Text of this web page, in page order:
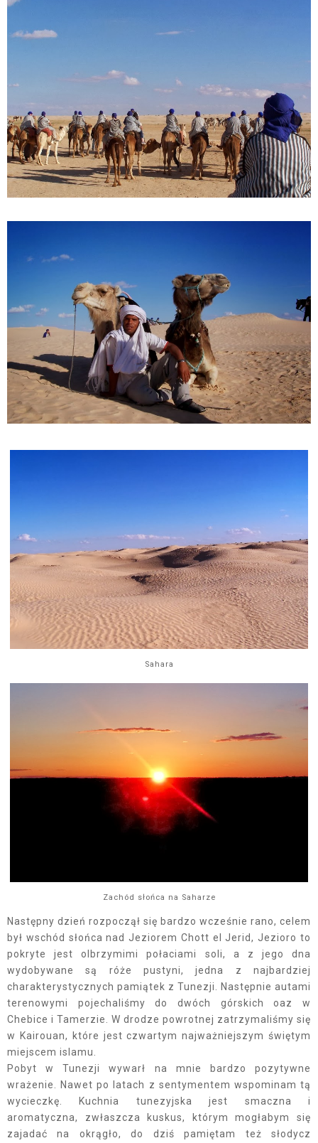
Sahara
Zachód słońca na Saharze
Następny dzień rozpoczął się bardzo wcześnie rano, celem
był wschód słońca nad Jeziorem Chott el Jerid, Jezioro to
pokryte jest olbrzymimi połaciami soli, a z jego dna
wydobywane są róże pustyni, jedna z najbardziej
charakterystycznych pamiątek z Tunezji. Następnie autami
terenowymi pojechaliśmy do dwóch górskich oaz w
Chebice i Tamerzie. W drodze powrotnej zatrzymaliśmy się
w Kairouan, które jest czwartym najważniejszym świętym
miejscem islamu.
Pobyt w Tunezji wywarł na mnie bardzo pozytywne
wrażenie. Nawet po latach z sentymentem wspominam tą
wycieczkę. Kuchnia tunezyjska jest smaczna i
aromatyczna, zwłaszcza kuskus, którym mogłabym się
zajadać na okrągło, do dziś pamiętam też słodycz